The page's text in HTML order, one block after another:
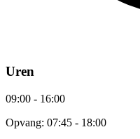
Uren
09:00 - 16:00
Opvang: 07:45 - 18:00